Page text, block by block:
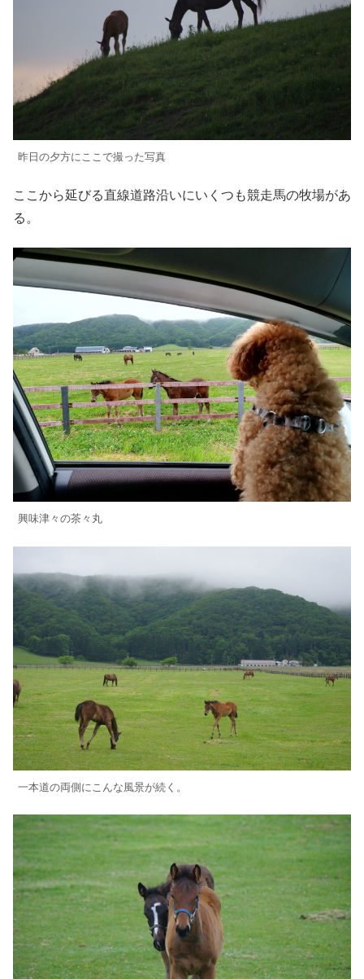
昨日の夕方にここで撮った写真
ここから延びる直線道路沿いにいくつも競走馬の牧場があ
る。
興味津々の茶々丸
一本道の両側にこんな風景が続く。